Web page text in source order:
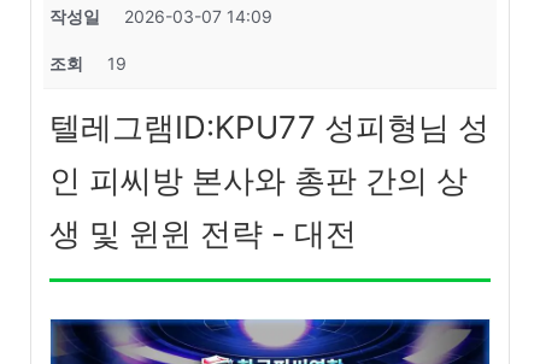
작성일 2026-03-07 14:09
조회 19
텔레그램ID:KPU77 성피형님 성
인 피씨방 본사와 총판 간의 상
생 및 윈윈 전략 - 대전